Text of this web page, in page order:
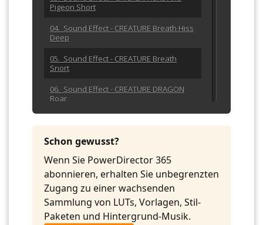
Pigeon Short
04. Sound Effect - CREATURE Breath Hiss
Deep
05. Sound Effect - CREATURE Breath
Snort
06. Sound Effect - CREATURE DRAGON
Roar
Deep
08. Sound Effect - CREATURE Groan Pain
09. Sound Effect - CREATURE Roar Loud
Deep
10. Sound Effect - CREATURE Scream
Deep
Schon gewusst?
Wenn Sie PowerDirector 365
abonnieren, erhalten Sie unbegrenzten
Zugang zu einer wachsenden
Sammlung von LUTs, Vorlagen, Stil-
Paketen und Hintergrund-Musik.